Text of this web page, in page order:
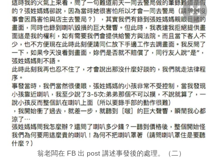
翁老闆在 FB 出 post 講述事發後的處理。（二）